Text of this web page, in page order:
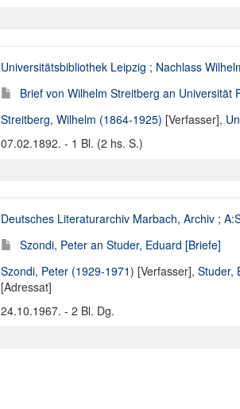
Universitätsbibliothek Leipzig ; Nachlass
Brief von Wilhelm Streitberg an Universität
Streitberg, Wilhelm (1864-1925) [Verfasser],
07.02.1892. - 1 Bl. (2 hs. S.)
Deutsches Literaturarchiv Marbach, Archiv ;
Szondi, Peter an Studer, Eduard [Briefe]
Szondi, Peter (1929-1971) [Verfasser], Studer,
[Adressat]
24.10.1967. - 2 Bl. Dg.